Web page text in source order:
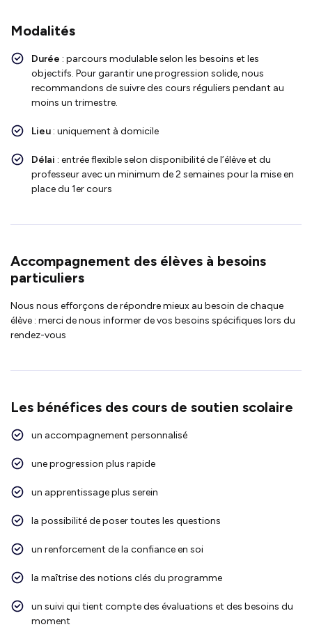
Modalités
Durée : parcours modulable selon les besoins et les
objectifs. Pour garantir une progression solide, nous
recommandons de suivre des cours réguliers pendant au
moins un trimestre.
Lieu : uniquement à domicile
Délai : entrée flexible selon disponibilité de l’élève et du
professeur avec un minimum de 2 semaines pour la mise en
place du 1er cours
Accompagnement des élèves à besoins
particuliers
Nous nous efforçons de répondre mieux au besoin de chaque
élève : merci de nous informer de vos besoins spécifiques lors du
rendez-vous
Les bénéfices des cours de soutien scolaire
un accompagnement personnalisé
une progression plus rapide
un apprentissage plus serein
la possibilité de poser toutes les questions
un renforcement de la confiance en soi
la maîtrise des notions clés du programme
un suivi qui tient compte des évaluations et des besoins du
moment